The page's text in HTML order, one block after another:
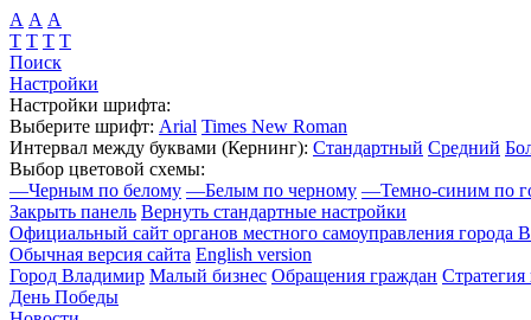
А А А
Т Т Т Т
Поиск
Настройки
Настройки шрифта:
Выберите шрифт: Arial Times New Roman
Интервал между буквами (Кернинг): Стандартный Средний
Выбор цветовой схемы:
—Черным по белому —Белым по черному —Темно-синим по
Закрыть панель Вернуть стандартные настройки
Официальный сайт органов местного самоуправления города
Обычная версия сайта English version
Город Владимир Малый бизнес Обращения граждан Стратегия
День Победы